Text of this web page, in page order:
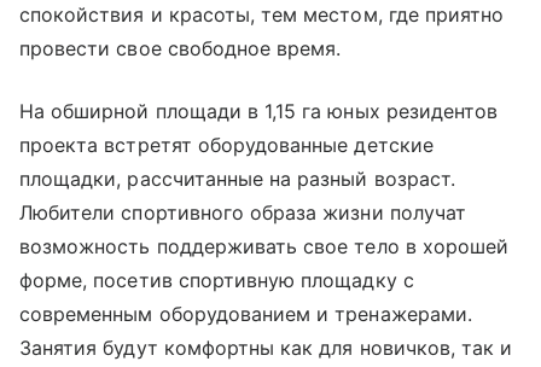
спокойствия и красоты, тем местом, где приятно
провести свое свободное время.
На обширной площади в 1,15 га юных резидентов
проекта встретят оборудованные детские
площадки, рассчитанные на разный возраст.
Любители спортивного образа жизни получат
возможность поддерживать свое тело в хорошей
форме, посетив спортивную площадку с
современным оборудованием и тренажерами.
Занятия будут комфортны как для новичков, так и